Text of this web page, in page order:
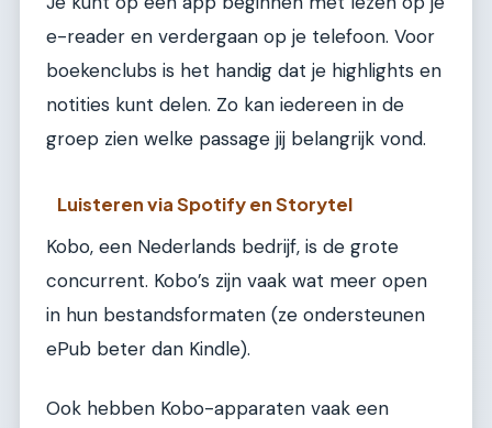
e-reader en verdergaan op je telefoon. Voor
boekenclubs is het handig dat je highlights en
notities kunt delen. Zo kan iedereen in de
groep zien welke passage jij belangrijk vond.
Luisteren via Spotify en Storytel
Kobo, een Nederlands bedrijf, is de grote
concurrent. Kobo’s zijn vaak wat meer open
in hun bestandsformaten (ze ondersteunen
ePub beter dan Kindle).
Ook hebben Kobo-apparaten vaak een